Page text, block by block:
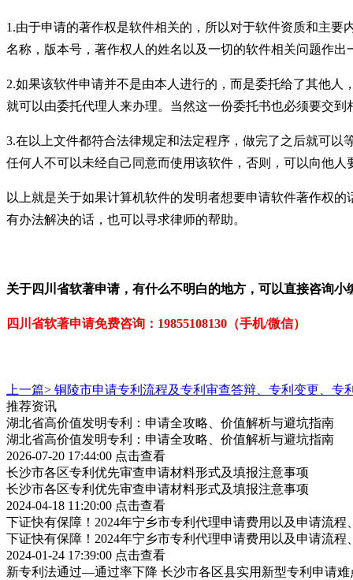
1.由于申请的著作权是软件相关的，所以对于软件资质和主
名称，版本号，著作权人的姓名以及一切的软件相关问题作
2.如果该软件申请并不是由本人进行的，而是委托给了其他
就可以由委托代理人来办理。当然这一份委托书也必须要交
3.在以上文件都符合法律规定和法定程序，做完了之后就可
任何人不可以未经自己同意而使用该软件，否则，可以向他人
以上就是关于如果计算机软件的发明者想要申请软件著作权
有办法解决的话，也可以寻求律师的帮助。
关于四川省软著申请，有什么不明白的地方，可以直接咨询小
四川省软著申请免费咨询：19855108130（手机/微信）
上一篇> 铜陵市申请专利流程及专利审查答辩、专利变更、专
推荐资讯
湖北省高价值发明专利：申请全攻略、价值解析与避坑指南
湖北省高价值发明专利：申请全攻略、价值解析与避坑指南
2026-07-20 17:44:00 点击查看
长沙市各区专利优先审查申请材料形式及填报注意事项
长沙市各区专利优先审查申请材料形式及填报注意事项
2024-04-18 11:20:00 点击查看
下证快有保障！2024年宁乡市专利代理申请费用以及申请流程
下证快有保障！2024年宁乡市专利代理申请费用以及申请流程
2024-01-24 17:39:00 点击查看
新专利法通过—通过率下降 长沙市各区县实用新型专利申请